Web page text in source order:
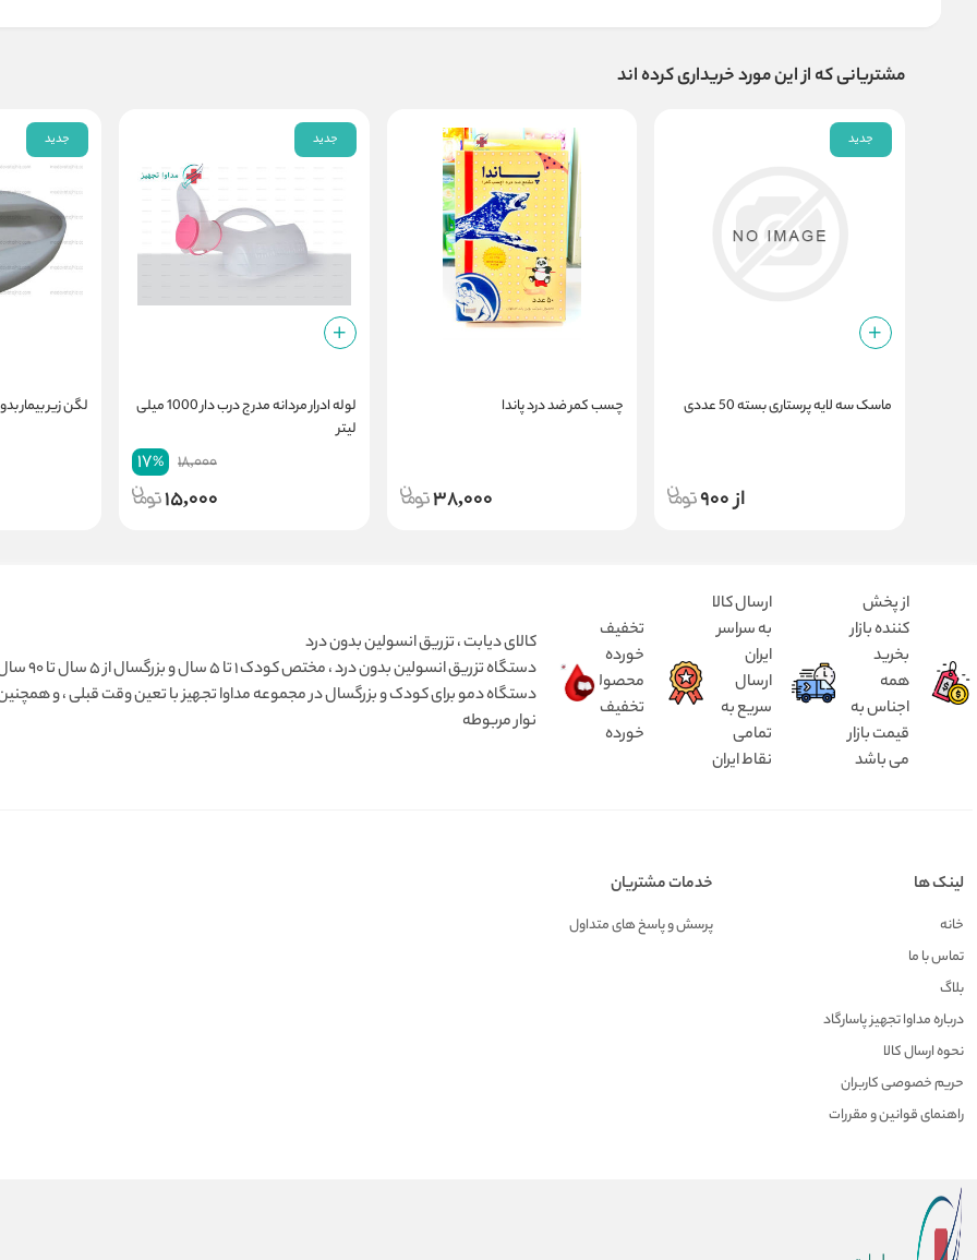
مشتریانی که از این مورد خریداری کرده اند
جدید
ماسک سه لایه پرستاری بسته 50 عددی
از 900
چسب کمر ضد درد پاندا
38,000
جدید
لوله ادرار مردانه مدرج درب دار 1000 میلی
لیتر
18,000
17%
15,000
جدید
لگن زیر بیمار
از پخش
کننده بازار
بخرید
همه
اجناس به
قیمت بازار
می باشد
ارسال کالا
به سراسر
ایران
ارسال
سریع به
تمامی
نقاط ایران
تخفیف
خورده
محصولات
تخفیف
خورده
کالای دیابت ، تزریق انسولین بدون درد
دستگاه
دستگاه دمو برای کودک و بزرگسال در مجموعه مداوا تجهیز با تعین وقت قبلی ، و
نوار مربوطه
لینک ها
خانه
تماس با ما
بلاگ
درباره مداوا تجهیز پاسارگاد
نحوه ارسال کالا
حریم خصوصی کاربران
راهنمای قوانین و مقررات
خدمات مشتریان
پرسش و پاسخ های متداول